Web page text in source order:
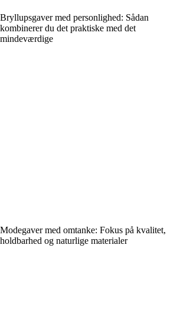
Bryllupsgaver med personlighed: Sådan
kombinerer du det praktiske med det
mindeværdige
Modegaver med omtanke: Fokus på kvalitet,
holdbarhed og naturlige materialer